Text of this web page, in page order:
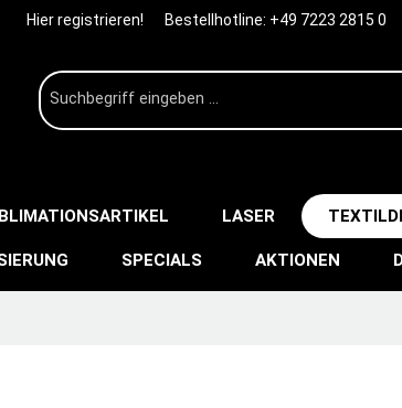
Hier registrieren! Bestellhotline: +49 7223 2815 0
LASER
SPECIALS AKTIONEN